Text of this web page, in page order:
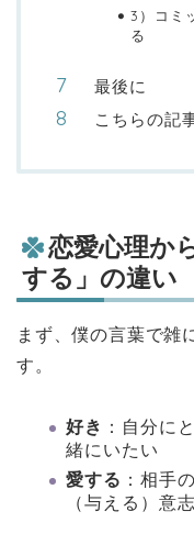
3）コミ
る
最後に
こちらの記
恋愛心理か
する」の違い
まず、僕の言葉で雑
す。
好き ：自分に
緒にいたい
愛する ：相手
（与える）意